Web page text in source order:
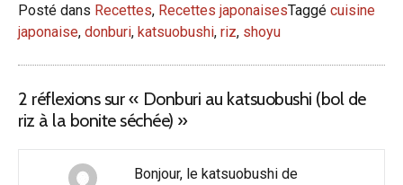
Posté dans Recettes, Recettes japonaisesTaggé cuisine
japonaise, donburi, katsuobushi, riz, shoyu
2 réflexions sur « Donburi au katsuobushi (bol de
riz à la bonite séchée) »
Bonjour, le katsuobushi de